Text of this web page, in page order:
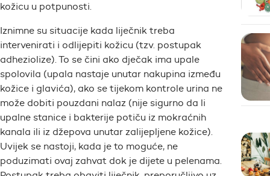
kožicu u potpunosti.
Iznimne su situacije kada liječnik treba
intervenirati i odlijepiti kožicu (tzv. postupak
adheziolize). To se čini ako dječak ima upale
spolovila (upala nastaje unutar nakupina između
kožice i glavića), ako se tijekom kontrole urina ne
može dobiti pouzdani nalaz (nije sigurno da li
upalne stanice i bakterije potiču iz mokraćnih
kanala ili iz džepova unutar zalijepljene kožice).
Uvijek se nastoji, kada je to moguće, ne
poduzimati ovaj zahvat dok je dijete u pelenama.